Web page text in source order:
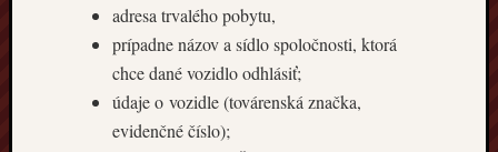
adresa trvalého pobytu,
prípadne názov a sídlo spoločnosti, ktorá
chce dané vozidlo odhlásiť;
údaje o vozidle (továrenská značka,
evidenčné číslo);